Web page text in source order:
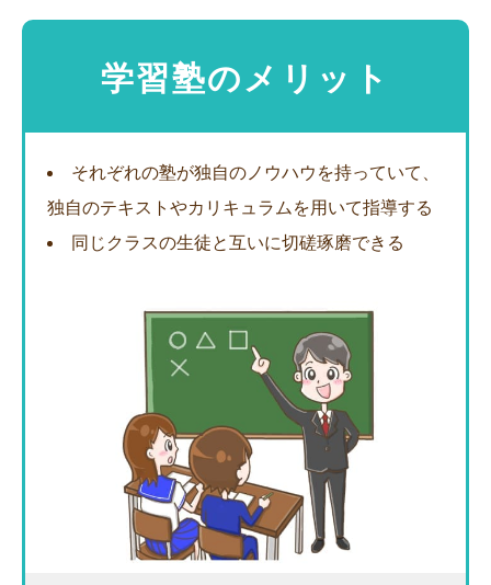
学習塾のメリット
それぞれの塾が独自のノウハウを持っていて、
独自のテキストやカリキュラムを用いて指導する
同じクラスの生徒と互いに切磋琢磨できる